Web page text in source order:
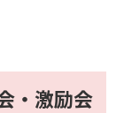
・激励会